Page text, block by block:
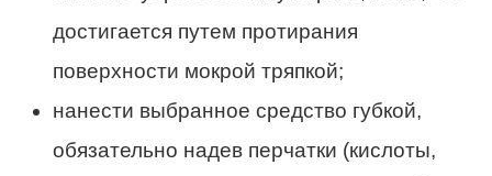
достигается путем протирания
поверхности мокрой тряпкой;
нанести выбранное средство губкой,
обязательно надев перчатки (кислоты,